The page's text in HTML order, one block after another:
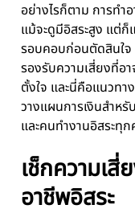
อย่างไรก็ตาม การทำ
แม้จะดูมีอิสระสูง แต่
รอบคอบก่อนตัดสินใจ
รองรับความเสี่ยงที่อ
ตั้งใจ และนี่คือแนวทา
วางแผนการเงินสำห
และคนทำงานอิสระทุ
เช็กความเสี่
อาชีพอิสระ